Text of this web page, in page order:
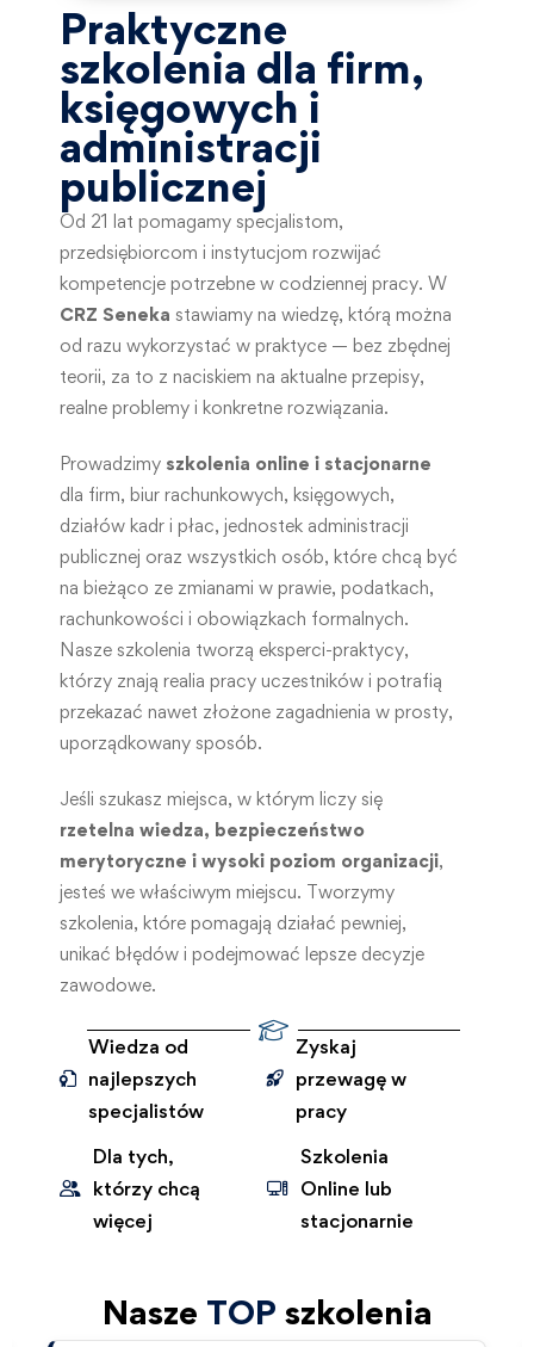
Praktyczne
szkolenia dla firm,
księgowych i
administracji
publicznej
Od 21 lat pomagamy specjalistom,
przedsiębiorcom i instytucjom rozwijać
kompetencje potrzebne w codziennej pracy. W
CRZ Seneka stawiamy na wiedzę, którą można
od razu wykorzystać w praktyce — bez zbędnej
teorii, za to z naciskiem na aktualne przepisy,
realne problemy i konkretne rozwiązania.
Prowadzimy szkolenia online i stacjonarne
dla firm, biur rachunkowych, księgowych,
działów kadr i płac, jednostek administracji
publicznej oraz wszystkich osób, które chcą być
na bieżąco ze zmianami w prawie, podatkach,
rachunkowości i obowiązkach formalnych.
Nasze szkolenia tworzą eksperci-praktycy,
którzy znają realia pracy uczestników i potrafią
przekazać nawet złożone zagadnienia w prosty,
uporządkowany sposób.
Jeśli szukasz miejsca, w którym liczy się
rzetelna wiedza, bezpieczeństwo
merytoryczne i wysoki poziom organizacji,
jesteś we właściwym miejscu. Tworzymy
szkolenia, które pomagają działać pewniej,
unikać błędów i podejmować lepsze decyzje
zawodowe.
Wiedza od
najlepszych
specjalistów
Zyskaj
przewagę w
pracy
Dla tych,
którzy chcą
więcej
Szkolenia
Online lub
stacjonarnie
Nasze TOP szkolenia